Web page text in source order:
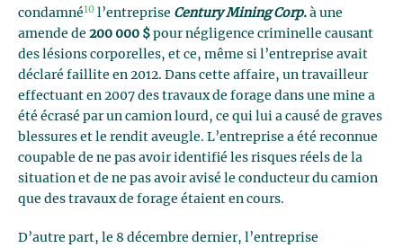
condamné10 l’entreprise Century Mining Corp. à une
amende de 200 000 $ pour négligence criminelle causant
des lésions corporelles, et ce, même si l’entreprise avait
déclaré faillite en 2012. Dans cette affaire, un travailleur
effectuant en 2007 des travaux de forage dans une mine a
été écrasé par un camion lourd, ce qui lui a causé de graves
blessures et le rendit aveugle. L’entreprise a été reconnue
coupable de ne pas avoir identifié les risques réels de la
situation et de ne pas avoir avisé le conducteur du camion
que des travaux de forage étaient en cours.
D’autre part, le 8 décembre dernier, l’entreprise